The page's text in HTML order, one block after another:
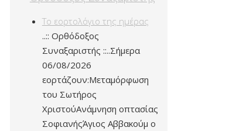
Το εορτολόγιο της ημέρας
..:: Ορθόδοξος
Συναξαριστής ::..Σήμερα
06/08/2026
εορτάζουν:Μεταμόρφωση
του Σωτήρος
ΧριστούΑνάμνηση οπτασίας
ΣοφιανήςΆγιος Αββακούμ ο